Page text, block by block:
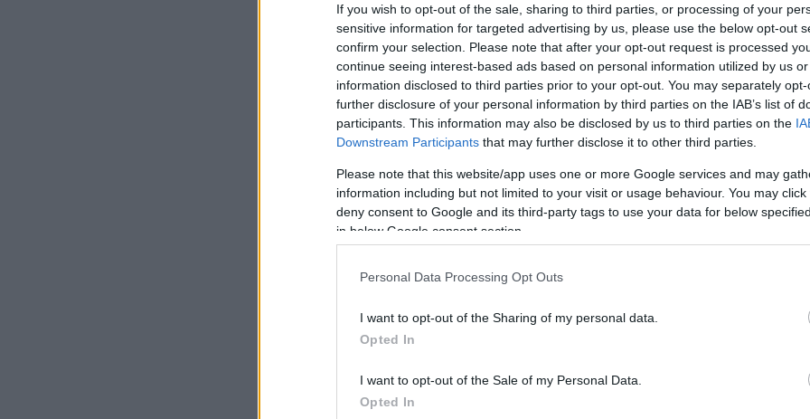
If you wish to opt-out of the sale, sharing to third parties, or processing of your
sensitive information for targeted advertising by us, please use the below opt-out
confirm your selection. Please note that after your opt-out request is processed
continue seeing interest-based ads based on personal information utilized by us
information disclosed to third parties prior to your opt-out. You may separately
further disclosure of your personal information by third parties on the IAB’s list of
participants. This information may also be disclosed by us to third parties on the
Downstream Participants that may further disclose it to other third parties.
Please note that this website/app uses one or more Google services and may
information including but not limited to your visit or usage behaviour. You may
deny consent to Google and its third-party tags to use your data for below
in below Google consent section.
Personal Data Processing Opt Outs
I want to opt-out of the Sharing of my personal data.
Opted In
I want to opt-out of the Sale of my Personal Data.
Opted In